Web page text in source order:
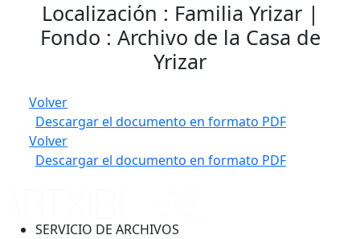
Localización : Familia Yrizar |
Fondo : Archivo de la Casa de
Yrizar
Volver
Descargar el documento en formato PDF
Volver
Descargar el documento en formato PDF
SERVICIO DE ARCHIVOS